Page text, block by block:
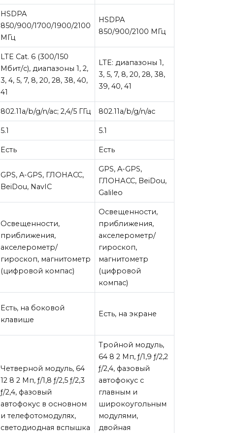
HSDPA
850/900/1700/1900/2100
МГц
HSDPA
850/900/2100 МГц
LTE Cat. 6 (300/150
Мбит/с), диапазоны 1, 2,
3, 4, 5, 7, 8, 20, 28, 38, 40,
41
LTE: диапазоны 1,
3, 5, 7, 8, 20, 28, 38,
39, 40, 41
802.11a/b/g/n/ac; 2,4/5 ГГц 802.11a/b/g/n/ac
5.1 5.1
Есть Есть
GPS, A-GPS, ГЛОНАСС,
BeiDou, NavIC
GPS, A-GPS,
ГЛОНАСС, BeiDou,
Galileo
Освещенности,
приближения,
акселерометр/
гироскоп, магнитометр
(цифровой компас)
Освещенности,
приближения,
акселерометр/
гироскоп,
магнитометр
(цифровой
компас)
Есть, на боковой
клавише
Есть, на экране
Четверной модуль, 64
12 8 2 Мп, ƒ/1,8 ƒ/2,5 ƒ/2,3
ƒ/2,4, фазовый
автофокус в основном
и телефотомодулях,
светодиодная вспышка
Тройной модуль,
64 8 2 Мп, ƒ/1,9 ƒ/2,2
ƒ/2,4, фазовый
автофокус с
главным и
широкоугольным
модулями,
двойная